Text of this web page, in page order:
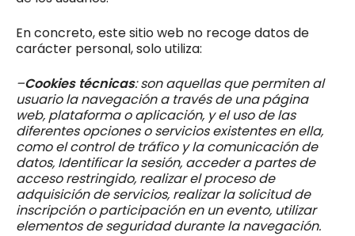
En concreto, este sitio web no recoge datos de
carácter personal, solo utiliza:
–Cookies técnicas: son aquellas que permiten al
usuario la navegación a través de una página
web, plataforma o aplicación, y el uso de las
diferentes opciones o servicios existentes en ella,
como el control de tráfico y la comunicación de
datos, Identificar la sesión, acceder a partes de
acceso restringido, realizar el proceso de
adquisición de servicios, realizar la solicitud de
inscripción o participación en un evento, utilizar
elementos de seguridad durante la navegación.